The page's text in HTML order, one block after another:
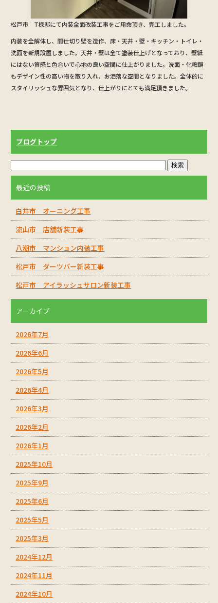
松戸市 T様邸にて内装全面改装工事をご用命頂き、完工しました。
内装を全解体し、間仕切り壁を造作、床・天井・壁・キッチン・トイレ・
洗面を新規設置しました。天井・壁は全て塗装仕上げとなっており、壁紙
にはない質感と色合いで心地の良い空間に仕上がりました。洗面・化粧鏡
もデザイン性の高い物を取り入れ、お洒落な空間となりました。全体的に
スタイリッシュな雰囲気となり、仕上がりにとても満足頂きました。
ブログトップ
最近の投稿
白井市 オーニング工事
流山市 店舗新装工事
八潮市 マンション内装工事
松戸市 ダーツバー新装工事
松戸市 アイラッシュサロン新装工事
アーカイブ
2026年7月
2026年6月
2026年5月
2026年4月
2026年3月
2026年2月
2026年1月
2025年10月
2025年9月
2025年6月
2025年5月
2025年3月
2024年12月
2024年11月
2024年10月